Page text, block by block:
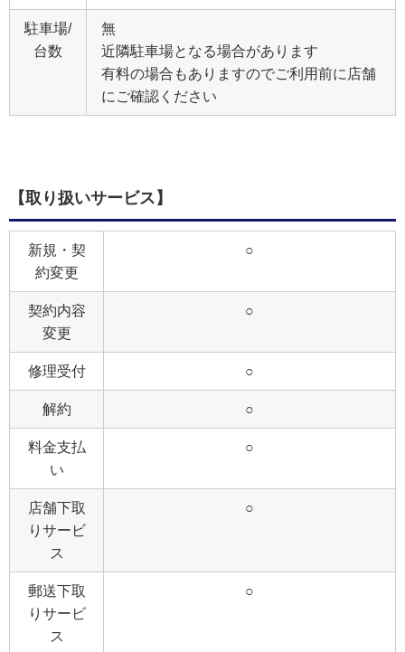
駐車場/
台数
無
近隣駐車場となる場合があります
有料の場合もありますのでご利用前に店舗
にご確認ください
【取り扱いサービス】
新規・契
約変更
○
契約内容
変更
○
修理受付 ○
解約 ○
料金支払
い
○
店舗下取
りサービ
ス
○
郵送下取
りサービ
ス
○